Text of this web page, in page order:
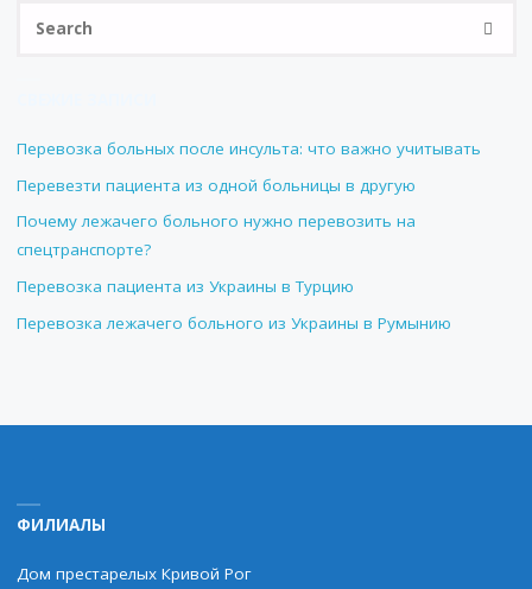
Перевозка больных после инсульта: что важно учитывать
Перевезти пациента из одной больницы в другую
Почему лежачего больного нужно перевозить на
спецтранспорте?
Перевозка пациента из Украины в Турцию
Перевозка лежачего больного из Украины в Румынию
ФИЛИАЛЫ
Дом престарелых Кривой Рог